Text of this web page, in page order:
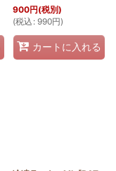
900円(税別)
(税込 : 990円)
カートに入れる